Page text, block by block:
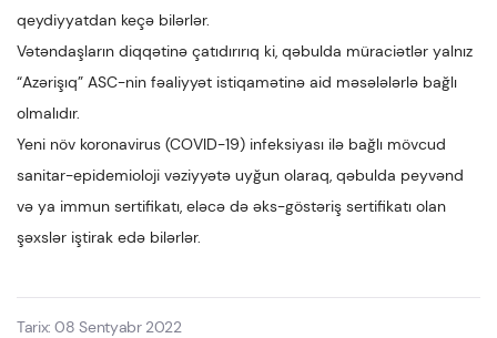
qeydiyyatdan keçə bilərlər.
Vətəndaşların diqqətinə çatıdırırıq ki, qəbulda müraciətlər yalnız
“Azərişıq” ASC-nin fəaliyyət istiqamətinə aid məsələlərlə bağlı
olmalıdır.
Yeni növ koronavirus (COVID-19) infeksiyası ilə bağlı mövcud
sanitar-epidemioloji vəziyyətə uyğun olaraq, qəbulda peyvənd
və ya immun sertifikatı, eləcə də əks-göstəriş sertifikatı olan
şəxslər iştirak edə bilərlər.
Tarix: 08 Sentyabr 2022